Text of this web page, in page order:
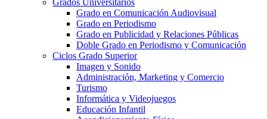
Grados Universitarios
Grado en Comunicación Audiovisual
Grado en Periodismo
Grado en Publicidad y Relaciones Públicas
Doble Grado en Periodismo y Comunicación
Ciclos Grado Superior
Imagen y Sonido
Administración, Marketing y Comercio
Turismo
Informática y Videojuegos
Educación Infantil